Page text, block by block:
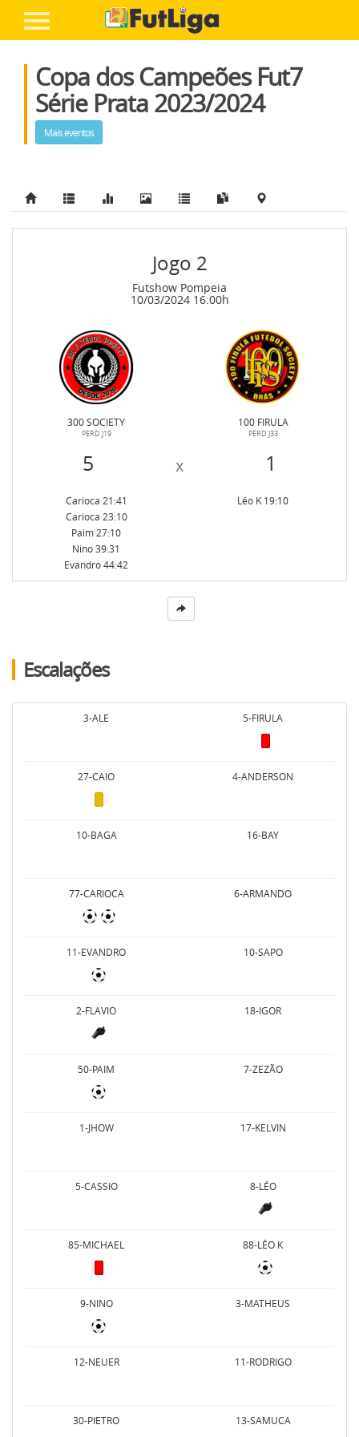
Entre ou cadastre-se
FairPlay FutLiga
A Liga
Competições
Inscreva Seu Time
Ajuda
Copa dos Campeões Fut7
Série Prata 2023/2024
Mais eventos
Jogo 2
Futshow Pompeia
10/03/2024 16:00h
300 SOCIETY
PERD J19
100 FIRULA
PERD J33
5 x 1
Carioca 21:41
Carioca 23:10
Paim 27:10
Nino 39:31
Evandro 44:42
Léo K 19:10
Escalações
3-ALE 5-FIRULA
27-CAIO 4-ANDERSON
10-BAGA 16-BAY
77-CARIOCA 6-ARMANDO
11-EVANDRO 10-SAPO
2-FLAVIO 18-IGOR
50-PAIM 7-ZEZÃO
1-JHOW 17-KELVIN
5-CASSIO 8-LÉO
85-MICHAEL 88-LÉO K
9-NINO 3-MATHEUS
12-NEUER 11-RODRIGO
30-PIETRO 13-SAMUCA